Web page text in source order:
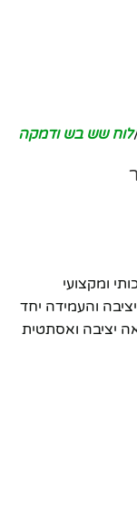
לוח שש בש ודמקה
ומקצועי
והעמידה יחד
יציבה ואסתטית